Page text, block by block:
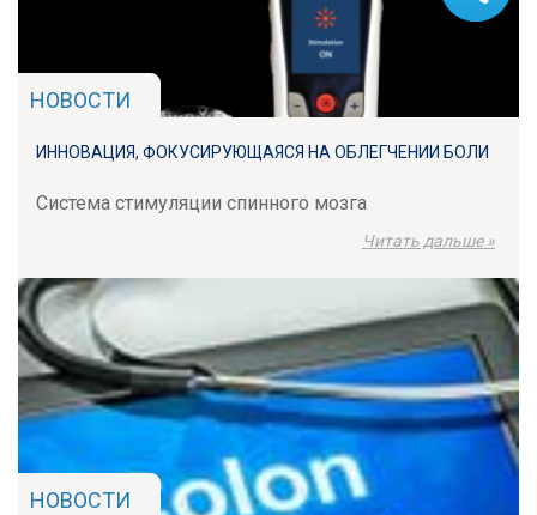
НОВОСТИ
ИННОВАЦИЯ, ФОКУСИРУЮЩАЯСЯ НА ОБЛЕГЧЕНИИ БОЛИ
Система стимуляции спинного мозга
Читать дальше »
НОВОСТИ